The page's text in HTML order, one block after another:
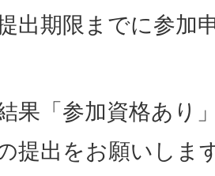
出期限までに参加
果「参加資格あり
提出をお願いしま